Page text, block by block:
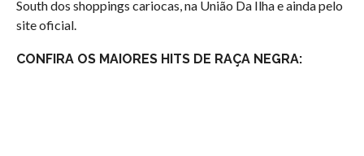
South dos shoppings cariocas, na União Da Ilha e ainda pelo
site oficial.
CONFIRA OS MAIORES HITS DE RAÇA NEGRA: